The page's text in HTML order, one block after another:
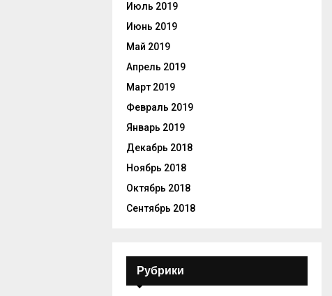
Июль 2019
Июнь 2019
Май 2019
Апрель 2019
Март 2019
Февраль 2019
Январь 2019
Декабрь 2018
Ноябрь 2018
Октябрь 2018
Сентябрь 2018
Рубрики